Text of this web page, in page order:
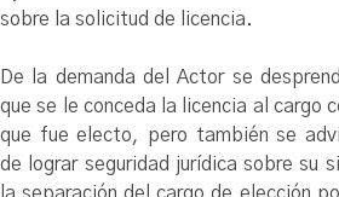
sobre la solicitud de licencia.
De la demanda del Actor se
que se le conceda la licencia al cargo
que fue electo, pero también se
de lograr seguridad jurídica sobre su